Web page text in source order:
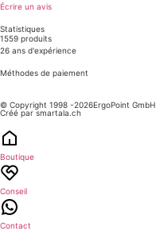
Écrire un avis
Statistiques
1559 produits
26 ans d'expérience
Méthodes de paiement​
© Copyright 1998 -2026ErgoPoint GmbH
Créé par smartala.ch
Boutique
Conseil
Contact